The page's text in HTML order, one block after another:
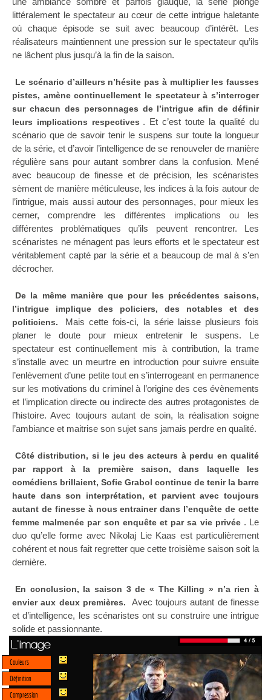
littéralement le spectateur au cœur de cette intrigue haletante
où chaque épisode se suit avec beaucoup d’intérêt. Les
réalisateurs maintiennent une pression sur le spectateur qu’ils
ne lâchent plus jusqu’à la fin de la saison.
Le scénario d’ailleurs n’hésite pas à multiplier les fausses
pistes, amène continuellement le spectateur à s’interroger
sur chacun des personnages de l’intrigue afin de définir
leurs implications respectives . Et c’est toute la qualité du
scénario que de savoir tenir le suspens sur toute la longueur
de la série, et d’avoir l’intelligence de se renouveler de manière
régulière sans pour autant sombrer dans la confusion. Mené
avec beaucoup de finesse et de précision, les scénaristes
sèment de manière méticuleuse, les indices à la fois autour de
l’intrigue, mais aussi autour des personnages, pour mieux les
cerner, comprendre les différentes implications ou les
différentes problématiques qu’ils peuvent rencontrer. Les
scénaristes ne ménagent pas leurs efforts et le spectateur est
véritablement capté par la série et a beaucoup de mal à s’en
décrocher.
De la même manière que pour les précédentes saisons,
l’intrigue implique des policiers, des notables et des
politiciens.
Mais cette fois-ci, la série laisse plusieurs fois
planer le doute pour mieux entretenir le suspens. Le
spectateur est continuellement mis à contribution, la trame
s’installe avec un meurtre en introduction pour suivre ensuite
l’enlèvement d’une petite tout en s’interrogeant en permanence
sur les motivations du criminel à l’origine des ces évènements
et l’implication directe ou indirecte des autres protagonistes de
l’histoire. Avec toujours autant de soin, la réalisation soigne
l’ambiance et maitrise son sujet sans jamais perdre en qualité.
Côté distribution, si le jeu des acteurs à perdu en qualité
par rapport à la première saison, dans laquelle les
comédiens brillaient, Sofie Grabol continue de tenir la barre
haute dans son interprétation, et parvient avec toujours
autant de finesse à nous entrainer dans l’enquête de cette
femme malmenée par son enquête et par sa vie privée . Le
duo qu’elle forme avec Nikolaj Lie Kaas est particulièrement
cohérent et nous fait regretter que cette troisième saison soit la
dernière.
En conclusion, la saison 3 de « The Killing » n’a rien à
envier aux deux premières.
Avec toujours autant de finesse
et d’intelligence, les scénaristes ont su construire une intrigue
solide et passionnante.
L'image
Couleurs
Définition
Compression